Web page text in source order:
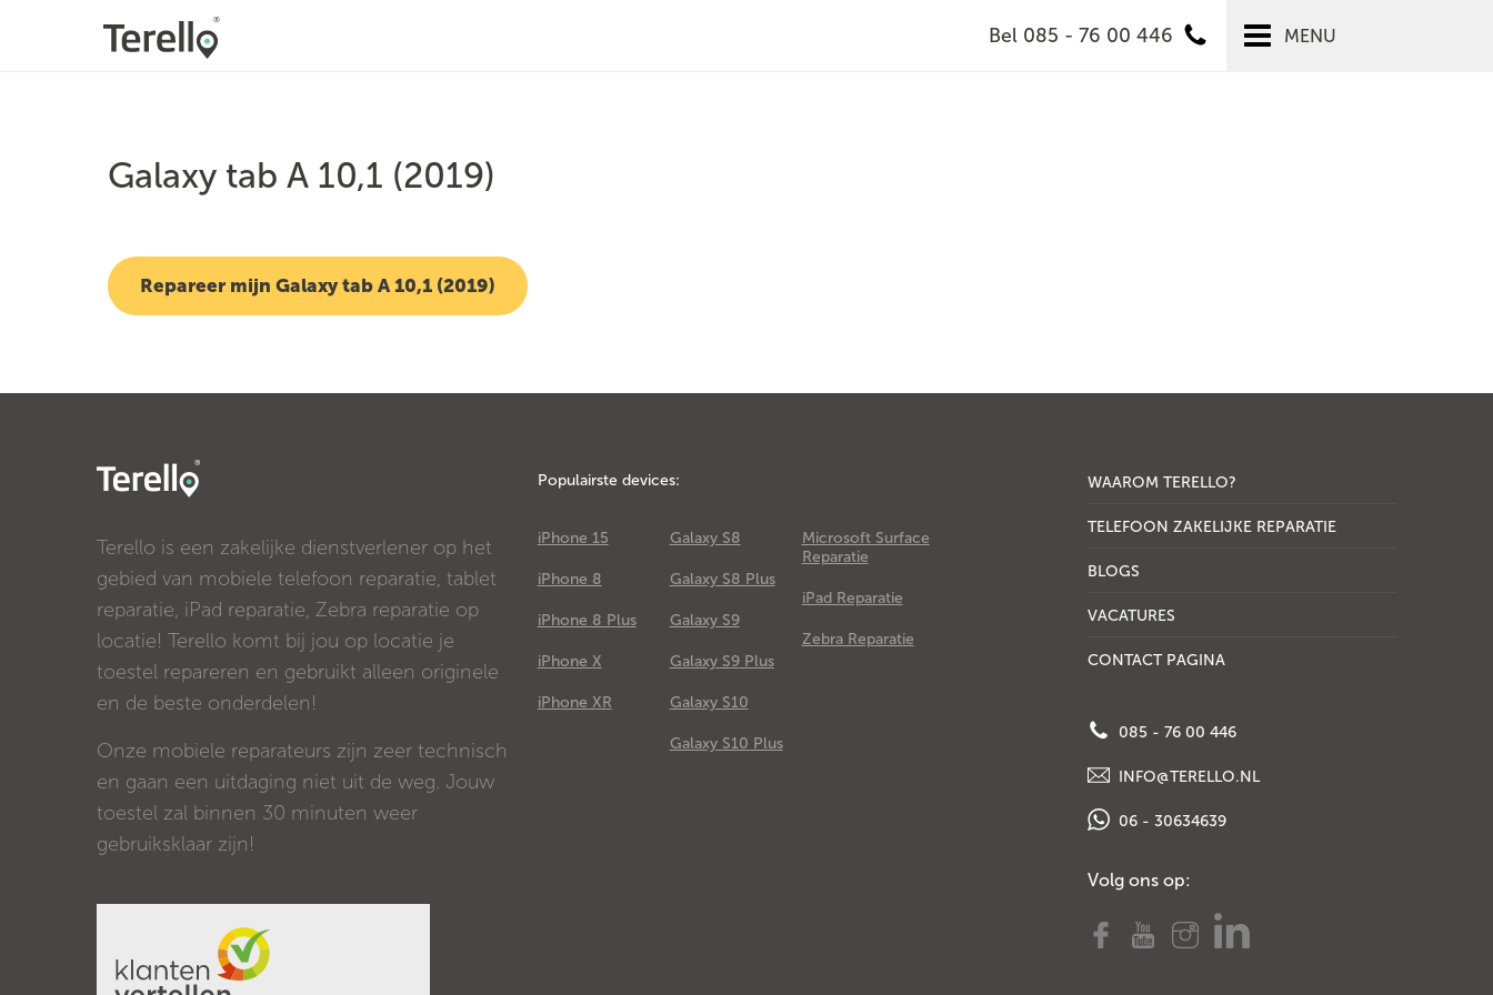
Bel 085 - 76 00 446 MENU
Galaxy tab A 10,1 (2019)
Repareer mijn Galaxy tab A 10,1 (2019)
Terello is een zakelijke dienstverlener op het
gebied van mobiele telefoon reparatie, tablet
reparatie, iPad reparatie, Zebra reparatie op
locatie! Terello komt bij jou op locatie je
toestel repareren en gebruikt alleen originele
en de beste onderdelen!
Onze mobiele reparateurs zijn zeer technisch
en gaan een uitdaging niet uit de weg. Jouw
toestel zal binnen 30 minuten weer
gebruiksklaar zijn!
Populairste devices:
iPhone 15
iPhone 8
iPhone 8 Plus
iPhone X
iPhone XR
Galaxy S8
Galaxy S8 Plus
Galaxy S9
Galaxy S9 Plus
Galaxy S10
Galaxy S10 Plus
Microsoft Surface
Reparatie
iPad Reparatie
Zebra Reparatie
WAAROM TERELLO?
TELEFOON ZAKELIJKE REPARATIE
BLOGS
VACATURES
CONTACT PAGINA
085 - 76 00 446
INFO@TERELLO.NL
06 - 30634639
Volg ons op: